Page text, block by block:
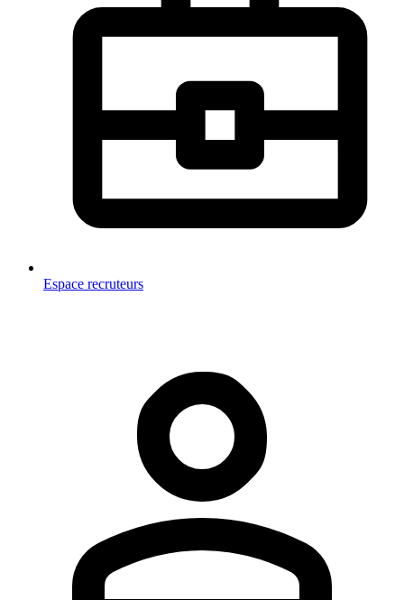
Espace recruteurs